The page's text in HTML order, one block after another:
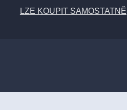
LZE KOUPIT SAMOSTATNĚ